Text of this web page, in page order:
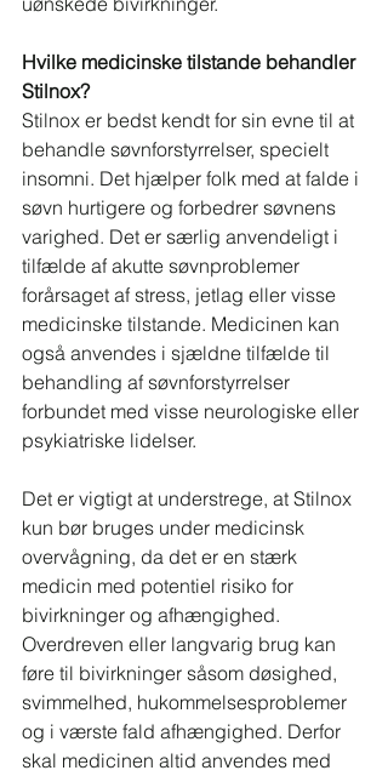
Hvilke medicinske tilstande behandler
Stilnox?
Stilnox er bedst kendt for sin evne til at
behandle søvnforstyrrelser, specielt
insomni. Det hjælper folk med at falde i
søvn hurtigere og forbedrer søvnens
varighed. Det er særlig anvendeligt i
tilfælde af akutte søvnproblemer
forårsaget af stress, jetlag eller visse
medicinske tilstande. Medicinen kan
også anvendes i sjældne tilfælde til
behandling af søvnforstyrrelser
forbundet med visse neurologiske eller
psykiatriske lidelser.
Det er vigtigt at understrege, at Stilnox
kun bør bruges under medicinsk
overvågning, da det er en stærk
medicin med potentiel risiko for
bivirkninger og afhængighed.
Overdreven eller langvarig brug kan
føre til bivirkninger såsom døsighed,
svimmelhed, hukommelsesproblemer
og i værste fald afhængighed. Derfor
skal medicinen altid anvendes med